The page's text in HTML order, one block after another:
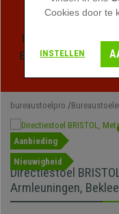
Profiteer van de
Exclusieve
bureaustoelpro
Aanbieding
Nieuwigheid
Directiestoel
Armleuningen,
Cookies door te
INSTELLEN